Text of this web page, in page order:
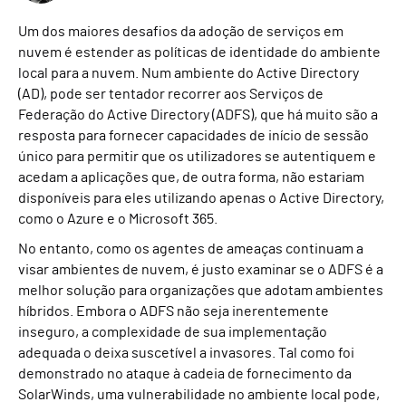
Um dos maiores desafios da adoção de serviços em
nuvem é estender as políticas de identidade do ambiente
local para a nuvem. Num ambiente do Active Directory
(AD), pode ser tentador recorrer aos Serviços de
Federação do Active Directory (ADFS), que há muito são a
resposta para fornecer capacidades de início de sessão
único para permitir que os utilizadores se autentiquem e
acedam a aplicações que, de outra forma, não estariam
disponíveis para eles utilizando apenas o Active Directory,
como o Azure e o Microsoft 365.
No entanto, como os agentes de ameaças continuam a
visar ambientes de nuvem, é justo examinar se o ADFS é a
melhor solução para organizações que adotam ambientes
híbridos. Embora o ADFS não seja inerentemente
inseguro, a complexidade de sua implementação
adequada o deixa suscetível a invasores. Tal como foi
demonstrado no ataque à cadeia de fornecimento da
SolarWinds, uma vulnerabilidade no ambiente local pode,